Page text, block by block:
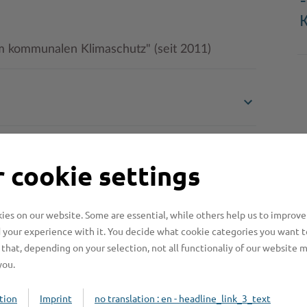
Klimaschutz" (seit 2011)
Online-Services
cookie settings
on our website. Some are essential, while others help us to
experience with it. You decide what cookie categories you want
depending on your selection, not all functionaliy of our website
Imprint no translation : en - headline_link_3_text